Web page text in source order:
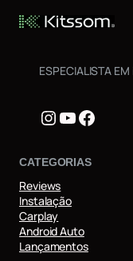
ESPECIALISTA
Instagram
Youtube
CATEGORIAS
Reviews
Instalação
Carplay
Android Auto
Lançamentos